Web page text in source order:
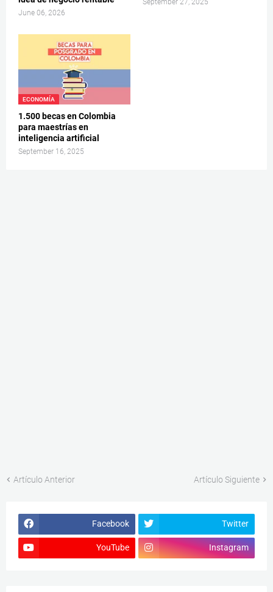
June 06, 2026
September 27, 2025
ECONOMÍA
1.500 becas en Colombia
para maestrías en
inteligencia artificial
September 16, 2025
Artículo Anterior Artículo Siguiente
Facebook Twitter
YouTube Instagram